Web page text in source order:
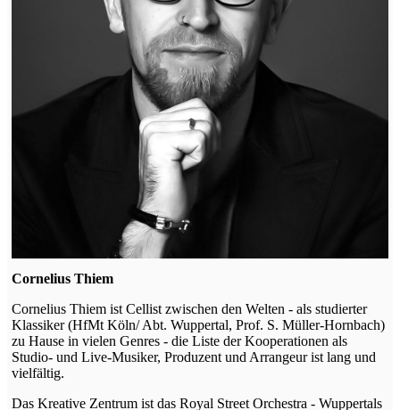
Cornelius Thiem
Cornelius Thiem ist Cellist zwischen den Welten - als studierter
Klassiker (HfMt Köln/ Abt. Wuppertal, Prof. S. Müller-Hornbach)
zu Hause in vielen Genres - die Liste der Kooperationen als
Studio- und Live-Musiker, Produzent und Arrangeur ist lang und
vielfältig.
Das Kreative Zentrum ist das Royal Street Orchestra - Wuppertals